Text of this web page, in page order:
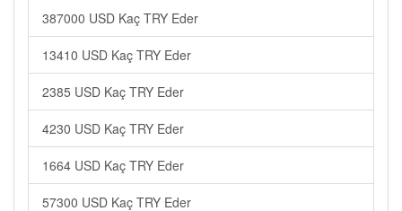
387000 USD Kaç TRY Eder
13410 USD Kaç TRY Eder
2385 USD Kaç TRY Eder
4230 USD Kaç TRY Eder
1664 USD Kaç TRY Eder
57300 USD Kaç TRY Eder